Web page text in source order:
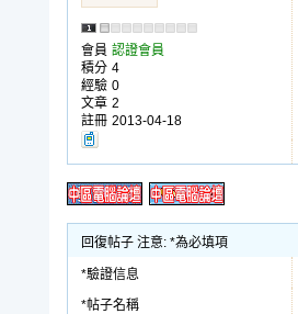
會員 認證會員
積分 4
經驗 0
文章 2
註冊 2013-04-18
回復帖子 注意: *為必填項
*驗證信息
*帖子名稱